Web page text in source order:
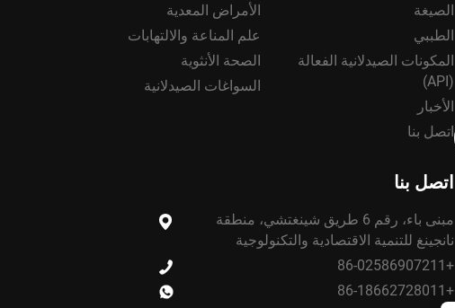
الصيغة
الطببي
المكونات الصيدلانية الفعالة
(API)
الأخبار
اتصل بنا
الأمراض المعدية
علم المناعة والالتهابات
الصحة الأنثوية
السواغات الصيدلانية
اتصل بنا
مبنى باء، رقم 6 طريق شينغتشي، منطقة
نانجينغ للتنمية الاقتصادية والتكنولوجية
+86-02586907211
+86-18662728011